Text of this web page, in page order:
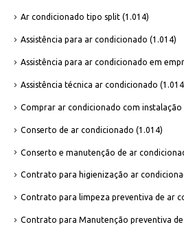
Ar condicionado tipo split (1.014)
Assistência para ar condicionado (1.014)
Assistência para ar condicionado em
Assistência técnica ar condicionado
Comprar ar condicionado com instalação
Conserto de ar condicionado (1.014)
Conserto e manutenção de ar
Contrato para higienização ar
Contrato para limpeza preventiva de ar
Contrato para Manutenção preventiva